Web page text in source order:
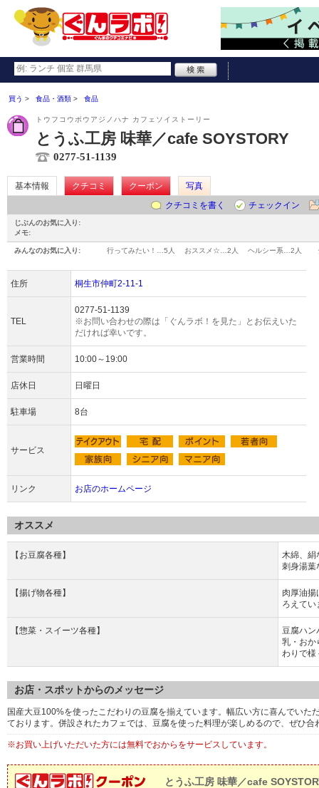
買う 食品・酒類 食品
トウフコウボウアジノハナ カフェソイストーリー
とうふ工房 味華／cafe SOYSTORY
0277-51-1139
基本情報 クチコミ クーポン
写真
クチコミを書く
チェックイン
じぶんのお気に入り:
メモ:
みんなのお気に入り: 行ってみたい！… 5人 おススメ☆… 2人 ヘルシー系… 2人
住所 桐生市仲町2-11-1
TEL
0277-51-1139
※お問い合わせの際は「ぐんラボ！を見た」とお伝えいた
だければ幸いです。
営業時間 10:00～19:00
店休日 日曜日
駐車場 8台
サービス
リンク お店のホームページ
オススメ
【お豆腐各種】
木綿、絹
刺身湯葉
【揚げ物各種】
肉厚油揚
ろえてい
【惣菜・スイーツ各種】
豆腐ハン
乳・おか
わりで様
お店・スポットからのメッセージ
国産大豆100%を使ったこだわりの豆腐を揃えています。幅広い方に喜んでい
ております。併設されたカフェでは、豆腐を使った料理が楽しめるので、ぜひ合
※お買い上げいただいた方には無料でおからをサービスしています。
とうふ工房 味華／cafe